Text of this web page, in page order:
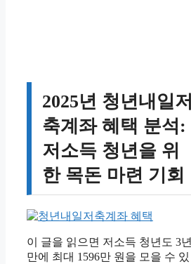
2025년 청년내일저
축계좌 혜택 분석:
저소득 청년을 위
한 목돈 마련 기회
이 글을 읽으면 저소득 청년도 3년
만에 최대 1596만 원을 모을 수 있